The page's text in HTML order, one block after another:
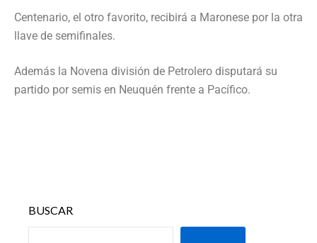
Centenario, el otro favorito, recibirá a Maronese por la otra
llave de semifinales.
Además la Novena división de Petrolero disputará su
partido por semis en Neuquén frente a Pacífico.
BUSCAR